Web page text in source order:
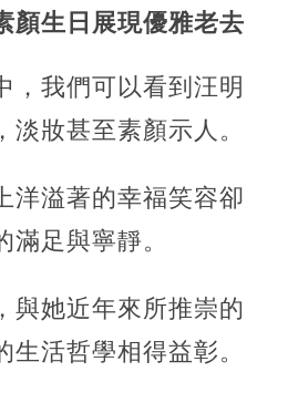
顏生日展現優雅老去
，我們可以看到汪明
妝甚至素顏示人。
洋溢著的幸福笑容卻
足與寧靜。
與她近年來所推崇的
生活哲學相得益彰。